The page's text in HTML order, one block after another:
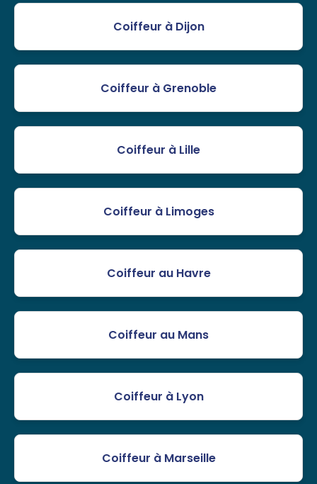
Coiffeur à Dijon
Coiffeur à Grenoble
Coiffeur à Lille
Coiffeur à Limoges
Coiffeur au Havre
Coiffeur au Mans
Coiffeur à Lyon
Coiffeur à Marseille